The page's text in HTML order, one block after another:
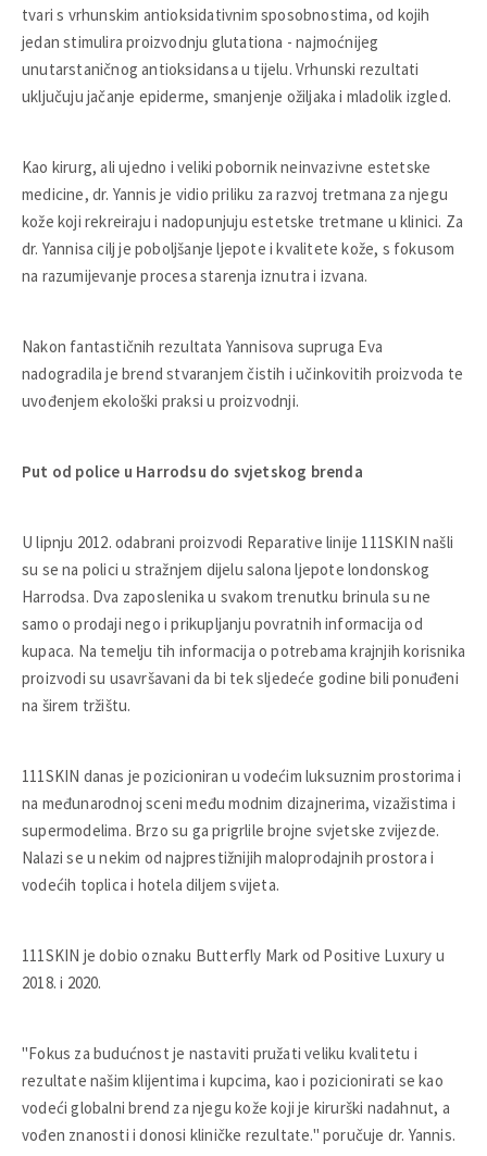
tvari s vrhunskim antioksidativnim sposobnostima, od kojih
jedan stimulira proizvodnju glutationa - najmoćnijeg
unutarstaničnog antioksidansa u tijelu. Vrhunski rezultati
uključuju jačanje epiderme, smanjenje ožiljaka i mladolik izgled.
Kao kirurg, ali ujedno i veliki pobornik neinvazivne estetske
medicine, dr. Yannis je vidio priliku za razvoj tretmana za njegu
kože koji rekreiraju i nadopunjuju estetske tretmane u klinici. Za
dr. Yannisa cilj je poboljšanje ljepote i kvalitete kože, s fokusom
na razumijevanje procesa starenja iznutra i izvana.
Nakon fantastičnih rezultata Yannisova supruga Eva
nadogradila je brend stvaranjem čistih i učinkovitih proizvoda te
uvođenjem ekološki praksi u proizvodnji.
Put od police u Harrodsu do svjetskog brenda
U lipnju 2012. odabrani proizvodi Reparative linije 111SKIN našli
su se na polici u stražnjem dijelu salona ljepote londonskog
Harrodsa. Dva zaposlenika u svakom trenutku brinula su ne
samo o prodaji nego i prikupljanju povratnih informacija od
kupaca. Na temelju tih informacija o potrebama krajnjih korisnika
proizvodi su usavršavani da bi tek sljedeće godine bili ponuđeni
na širem tržištu.
111SKIN danas je pozicioniran u vodećim luksuznim prostorima i
na međunarodnoj sceni među modnim dizajnerima, vizažistima i
supermodelima. Brzo su ga prigrlile brojne svjetske zvijezde.
Nalazi se u nekim od najprestižnijih maloprodajnih prostora i
vodećih toplica i hotela diljem svijeta.
111SKIN je dobio oznaku Butterfly Mark od Positive Luxury u
2018. i 2020.
"Fokus za budućnost je nastaviti pružati veliku kvalitetu i
rezultate našim klijentima i kupcima, kao i pozicionirati se kao
vodeći globalni brend za njegu kože koji je kirurški nadahnut, a
vođen znanosti i donosi kliničke rezultate." poručuje dr. Yannis.